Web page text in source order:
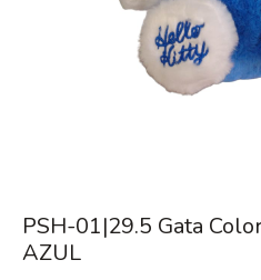
PSH-01|29.5 Gata
AZUL